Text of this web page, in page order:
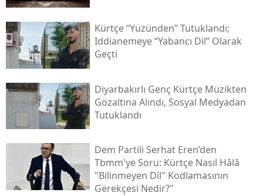
Kürtçe “yüzünden” Tutuklandı;
Iddianemeye “yabancı Dil” Olarak
Geçti
Diyarbakırlı Genç Kürtçe Müzikten
Gözaltına Alındı, Sosyal Medyadan
Tutuklandı
Dem Partili Serhat Eren’den
Tbmm'ye Soru: Kürtçe Nasıl Hâlâ
"bilinmeyen Dil" Kodlamasının
Gerekçesi Nedir?"